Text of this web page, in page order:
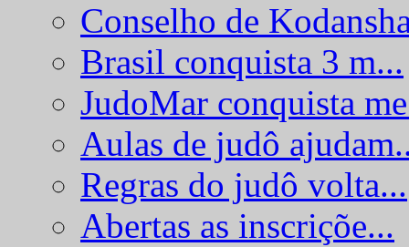
Conselho de
Brasil conquista 3 m...
JudoMar conquista
Aulas de judô
Regras do judô volta...
Abertas as inscriçõe...